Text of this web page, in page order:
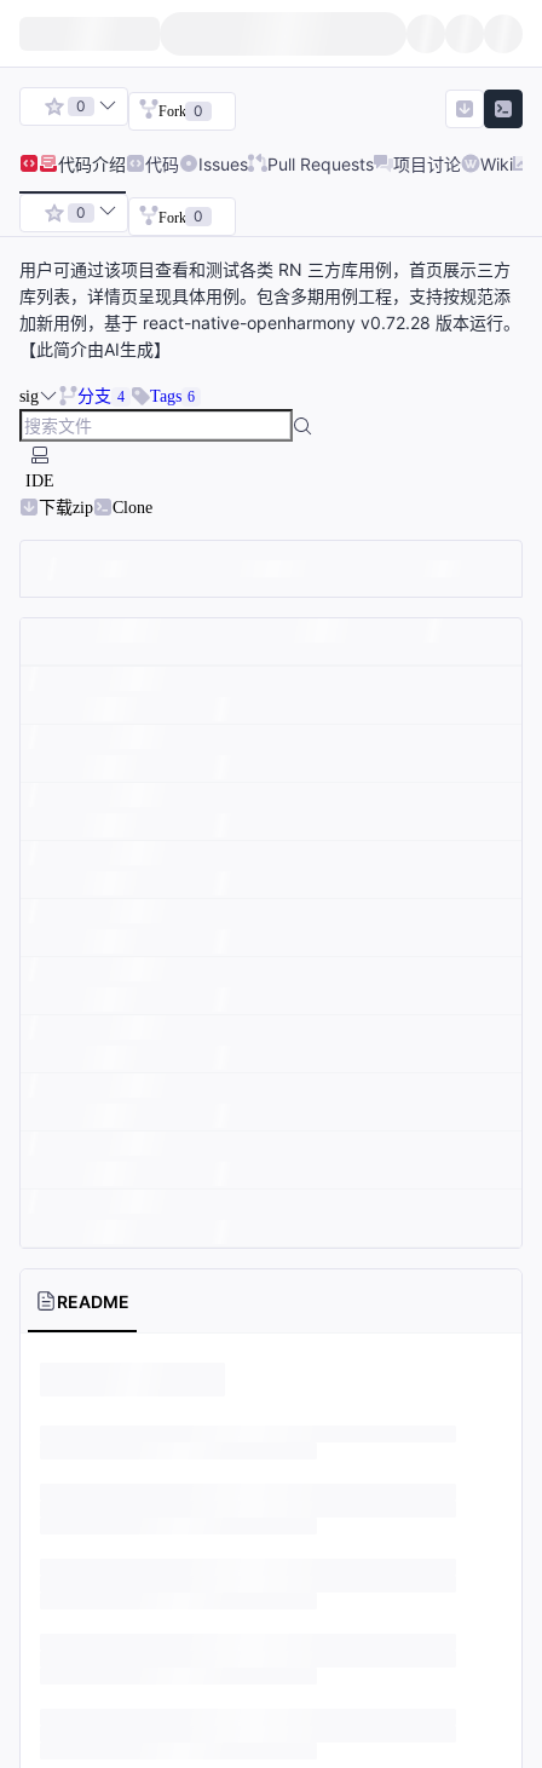
0 Fork 0
代码介绍 代码 Issues Pull Requests 项目讨论 Wiki
0 Fork 0
用户可通过该项目查看和测试各类 RN 三方库用例，首页展示三方
库列表，详情页呈现具体用例。包含多期用例工程，支持按规范添
加新用例，基于 react-native-openharmony v0.72.28 版本运行。
【此简介由AI生成】
sig 分支 4 Tags 6
IDE
下载zip
Clone
README